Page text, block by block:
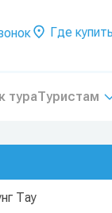
Где
тураТуристам
Тау